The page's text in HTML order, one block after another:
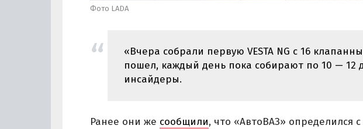
Фото LADA
«Вчера собрали первую VESTA NG с 16
пошел, каждый день пока собирают по 10 — 12
инсайдеры.
Ранее они же сообщили, что «АвтоВАЗ» определился